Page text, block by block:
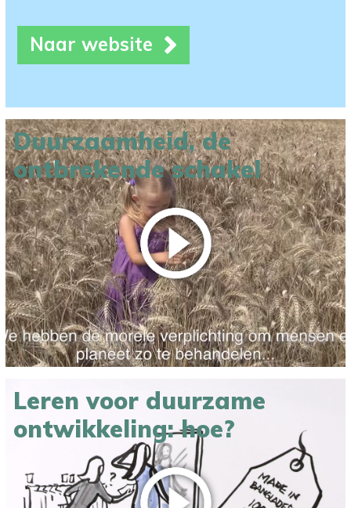
Naar website
Duurzaamheid, de
ontbrekende schakel
Leren voor duurzame
ontwikkeling: hoe?